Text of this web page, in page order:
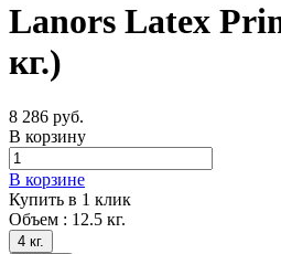
Lanors Latex
кг.)
8 286 руб.
В корзину
В корзине
Купить в 1 клик
Объем : 12.5 кг.
4 кг.